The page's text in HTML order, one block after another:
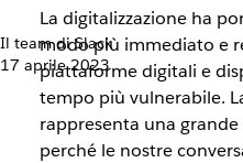
Il team di Slack
17 aprile 2023
La digitalizzazione ha
modo più immediato e
piattaforme digitali e
tempo più vulnerabile.
rappresenta una
perché le nostre